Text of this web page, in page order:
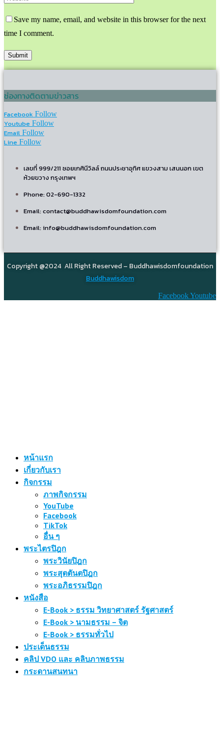
Save my name, email, and website in this browser for the next
time I comment.
ช่องทางติดตามข่าวสาร
Facebook Follow
Youtube Follow
Email Follow
Line Follow
เลขที่ 999/211 ซอยเกศินีวิลล์ ถนนประชาอุทิศ แขวงสาม เสนนอก เขต
ห้วยขวาง กรุงเทพฯ
Phone: 02-690-1332
Email: contact@buddhawisdomfoundation.com
Email: info@buddhawisdomfoundation.com
Copyright @2024 All Right Reserved – Buddhawisdomfoundation
Buddhawisdom
FacebookYoutube
หน้าแรก
เกี่ยวกับเรา
กิจกรรม
ภาพกิจกรรม
YouTube
Facebook
TikTok
อื่น ๆ
พระไตรปิฎก
พระวินัยปิฎก
พระสุตตันตปิฎก
พระอภิธรรมปิฎก
หนังสือ
E-Book > ธรรม วิทยาศาสตร์ รัฐศาสตร์
E-Book > นามธรรม – จิต
E-Book > ธรรมทั่วไป
ประเด็นธรรม
คลิป VDO และ คลิบภาพธรรม
กระดานสนทนา